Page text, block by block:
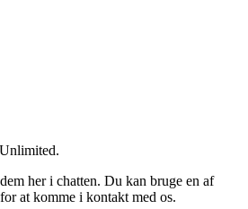
her i chatten. Du kan bruge en af
at komme i kontakt med os.